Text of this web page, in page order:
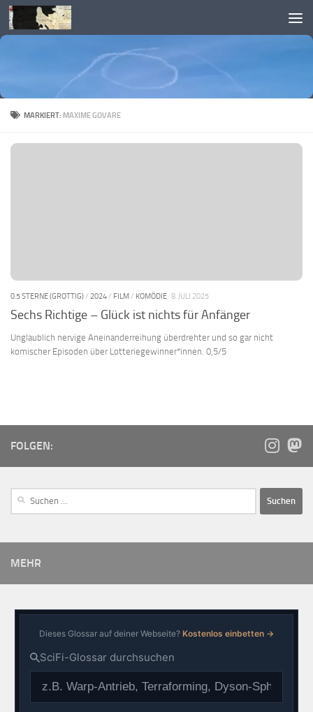
Skip to content
MARKIERT: MAXIME GOVARE
0.5 STERNE (GROTTIG)/ 2024/ FILM/ KOMÖDIE 8. JULI 2025
Sechs Richtige – Glück ist nichts für Anfänger
Unglaublich nervige Aneinanderreihung überdrehter und so gar nicht
komischer Episoden über Lotteriegewinner*innen. 0,5/5
FOLGEN:
MEHR